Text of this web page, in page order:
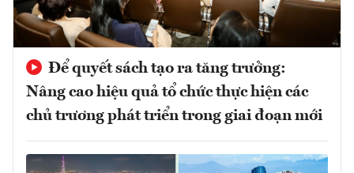
Để quyết sách tạo ra tăng trưởng:
Nâng cao hiệu quả tổ chức thực hiện các
chủ trương phát triển trong giai đoạn mới